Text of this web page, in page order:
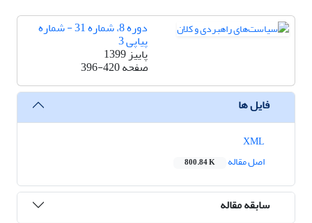
دوره 8، شماره 31 - شماره
پیاپی 3
پاییز 1399
صفحه396-420
فایل ها
اصل مقاله
800.84 K
سابقه مقاله